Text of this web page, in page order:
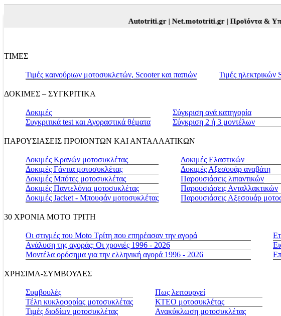
Autotriti.gr |Net.mototriti.gr |Προϊόντα & Υπηρεσίες |
ΤΙΜΕΣ
Τιμές καινούριων μοτοσυκλετών, Scooter και παπιών Τιμές ηλεκτρικών
ΔΟΚΙΜΕΣ – ΣΥΓΚΡΙΤΙΚΑ
Δοκιμές
Συγκριτικά test και Αγοραστικά θέματα
Σύγκριση ανά κατηγορία
Σύγκριση 2 ή 3 μοντέλων
ΠΑΡΟΥΣΙΑΣΕΙΣ ΠΡΟΙΟΝΤΩΝ ΚΑΙ ΑΝΤΑΛΛΑΤΙΚΩΝ
Δοκιμές Κρανών μοτοσυκλέτας
Δοκιμές Γάντια μοτοσυκλέτας
Δοκιμές Μπότες μοτοσυκλέτας
Δοκιμές Παντελόνια μοτοσυκλέτας
Δοκιμές Jacket - Μπουφάν μοτοσυκλέτας
Δοκιμές Ελαστικών
Δοκιμές Αξεσουάρ αναβάτη
Παρουσιάσεις λιπαντικών
Παρουσιάσεις Ανταλλακτικών
Παρουσιάσεις Αξεσουάρ
30 ΧΡΟΝΙΑ MOTO ΤΡΙΤΗ
Οι στιγμές του Moto Τρίτη που επηρέασαν την αγορά
Ανάλυση της αγοράς: Οι χρονιές 1996 - 2026
Μοντέλα ορόσημα για την ελληνική αγορά 1996 - 2026
ΧΡΗΣΙΜΑ-ΣΥΜΒΟΥΛΕΣ
Συμβουλές
Τέλη κυκλοφορίας μοτοσυκλέτας
Τιμές διοδίων μοτοσυκλέτας
Πως λειτουργεί
ΚΤΕΟ μοτοσυκλέτας
Ανακύκλωση μοτοσυκλέτας